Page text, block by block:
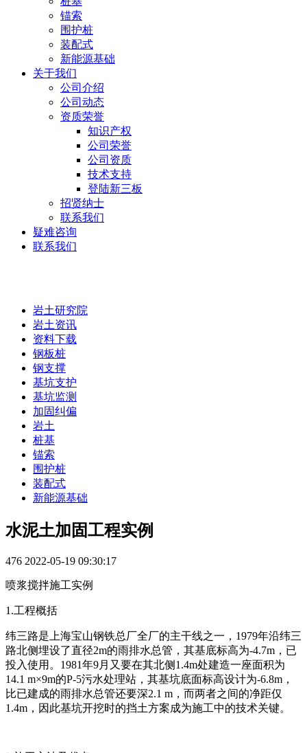
锚索
围护桩
装配式
新能源基础
关于我们
公司介绍
公司动态
资质荣誉
知识产权
公司荣誉
公司资质
技术支持
登陆新三板
招贤纳士
联系我们
疑难咨询
联系我们
岩土研究院
岩土资讯
资料下载
钢板桩
钢支撑
基坑支护
基坑监测
加固纠偏
岩土
桩基
锚索
围护桩
装配式
新能源基础
水泥土加固工程实例
476 2022-05-19 09:30:17
喷浆搅拌施工实例
1.工程概括
纬三路是上海宝山钢铁总厂全厂的主干线之一，1979年沿纬三
路北侧埋设了直径2m的雨排水总管，其基底标高为-4.7m，已
投入使用。1981年9月又要在其北侧1.4m处建造一座面积为
14.1 m×9m的P-5污水处理站，其基坑底面标高设计为-6.8m，
比已建成的雨排水总管还要深2.1 m，而两者之间的净距仅
1.4m，因此基坑开挖时的挡土方案成为施工中的技术关键。